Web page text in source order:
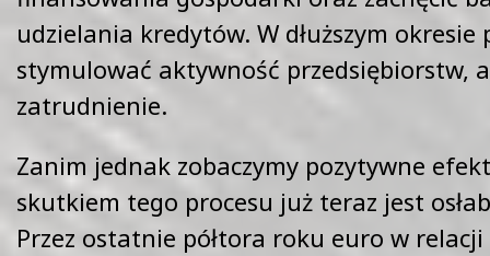
udzielania kredytów. W dłuższym
stymulować aktywność przedsiębiorstw,
zatrudnienie.
Zanim jednak zobaczymy pozytywne
skutkiem tego procesu już teraz jest
Przez ostatnie półtora roku euro w relacji